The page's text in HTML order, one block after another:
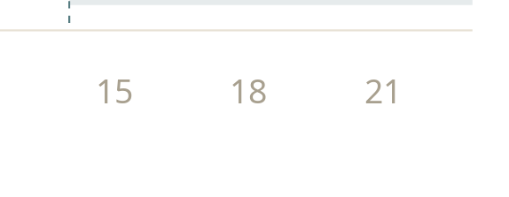
15 18 21